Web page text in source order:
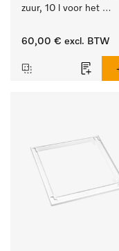
zuur, 10 l voor het
het textiel door
60,00 € excl. BTW